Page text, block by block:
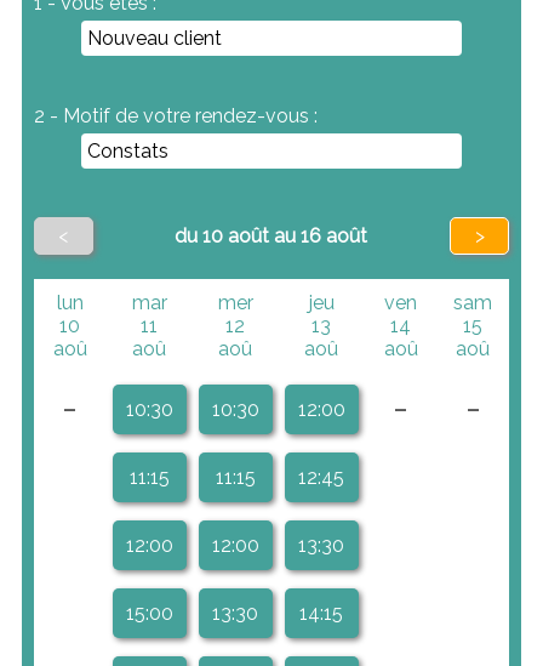
2 - Motif de votre rendez-vous :
< du 10 août au 16 août >
lun
10
aoû
-
mar
11
aoû
10:30
11:15
12:00
15:00
mer
12
aoû
10:30
11:15
12:00
13:30
jeu
13
aoû
12:00
12:45
13:30
14:15
ven
14
aoû
-
sam
15
aoû
-